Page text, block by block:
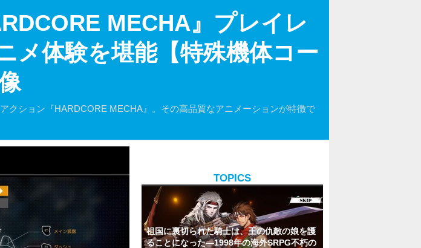
MECHA』プレイレ
体験を堪能【特殊機体コー
クション『HARDCORE MECHA』。その高品質なアニメーションが特徴で
TOPICS
祖国に裏切られた騎士は、王の仇敵の娘を護
ることになった―1998年の海外SRPG不朽の